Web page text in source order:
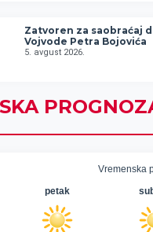
Zatvoren za saobraćaj
Vojvode Petra Bojovića
5. avgust 2026.